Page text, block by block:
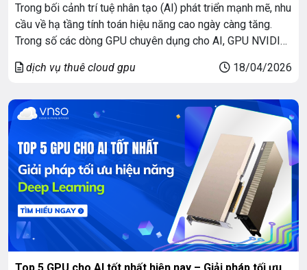
Trong bối cảnh trí tuệ nhân tạo (AI) phát triển mạnh mẽ, nhu
cầu về hạ tầng tính toán hiệu năng cao ngày càng tăng.
Trong số các dòng GPU chuyên dụng cho AI, GPU NVIDIA
bằng giữa hiệu năng, chi […]
dịch vụ thuê cloud gpu 18/04/2026